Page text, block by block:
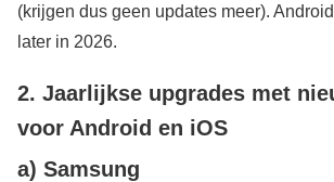
(krijgen dus geen updates meer).
later in 2026.
2. Jaarlijkse upgrades met
voor Android en iOS
a) Samsung